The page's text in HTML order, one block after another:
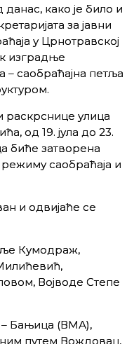
како је било и
за јавни
у Црнотравској
изградње
– саобраћајна петља
раскрснице улица
од 19. јула до 23.
биће затворена
саобраћаја и
и одвијаће се
Кумодраж,
Војводе Степе
Бањица (ВМА),
путем Вождовац,